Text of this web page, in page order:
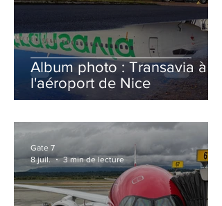
Album photo : Transavia à
l'aéroport de Nice
Gate 7
8 juil.
3 min de lecture